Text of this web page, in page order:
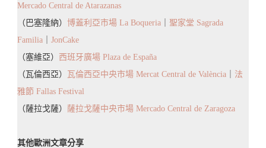
Mercado Central de Atarazanas
（巴塞隆納） 博蓋利亞市場 La Boqueria
聖家堂 Sagrada
Familia
JonCake
（塞維亞） 西班牙廣場 Plaza de España
（瓦倫西亞） 瓦倫西亞中央市場 Mercat Central de València
法
雅節 Fallas Festival
（薩拉戈薩） 薩拉戈薩中央市場 Mercado Central de Zaragoza
其他歐洲文章分享